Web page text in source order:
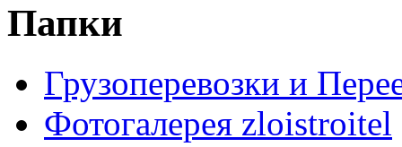
Папки
Грузоперевозки и
Фотогалерея zloistroitel